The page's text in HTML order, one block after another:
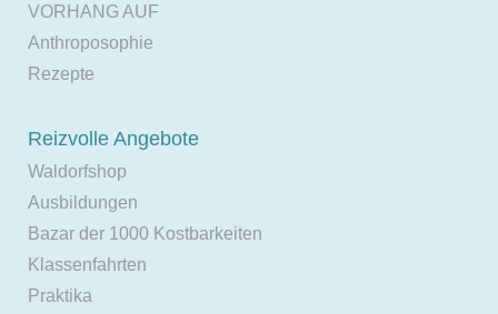
VORHANG AUF
Anthroposophie
Rezepte
Reizvolle Angebote
Waldorfshop
Ausbildungen
Bazar der 1000 Kostbarkeiten
Klassenfahrten
Praktika